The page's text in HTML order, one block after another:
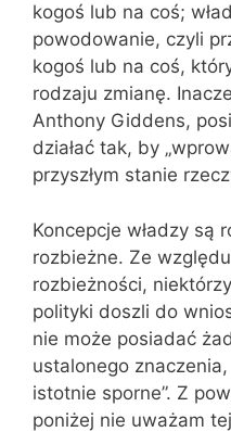
kogoś lub na coś;
powodowanie, czyli
kogoś lub na coś,
rodzaju zmianę.
Anthony Giddens,
działać tak, by
przyszłym stanie
Koncepcje władzy są
rozbieżne. Ze
rozbieżności,
polityki doszli do
nie może posiadać
ustalonego
istotnie sporne”. Z
poniżej nie uważam